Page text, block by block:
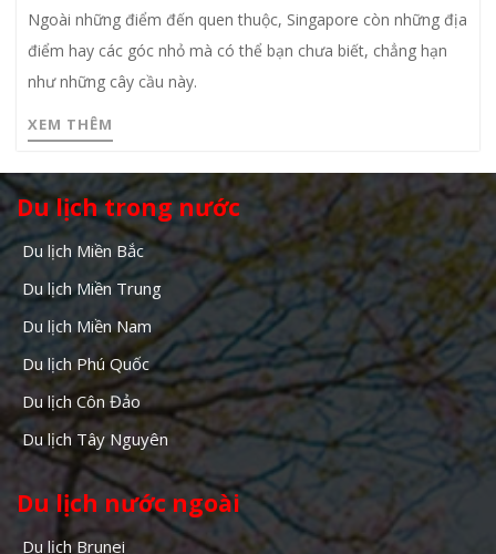
Ngoài những điểm đến quen thuộc, Singapore còn những địa
điểm hay các góc nhỏ mà có thể bạn chưa biết, chẳng hạn
như những cây cầu này.
XEM THÊM
Du lịch trong nước
Du lịch Miền Bắc
Du lịch Miền Trung
Du lịch Miền Nam
Du lịch Phú Quốc
Du lịch Côn Đảo
Du lịch Tây Nguyên
Du lịch nước ngoài
Du lịch Brunei